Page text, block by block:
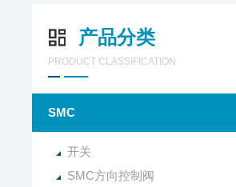
产品分类
PRODUCT CLASSIFICATION
SMC
开关
SMC方向控制阀